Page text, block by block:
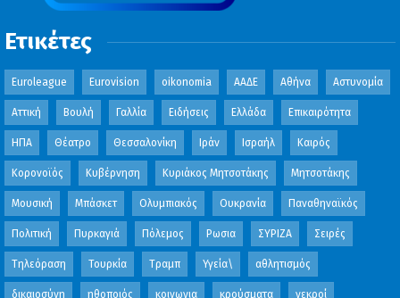
Ετικέτες
Euroleague Eurovision oikonomia ΑΑΔΕ Αθήνα Αστυνομία
Αττική Βουλή Γαλλία Ειδήσεις Ελλάδα Επικαιρότητα
ΗΠΑ Θέατρο Θεσσαλονίκη Ιράν Ισραήλ Καιρός
Κορονοϊός Κυβέρνηση Κυριάκος Μητσοτάκης Μητσοτάκης
Μουσική Μπάσκετ Ολυμπιακός Ουκρανία Παναθηναϊκός
Πολιτική Πυρκαγιά Πόλεμος Ρωσια ΣΥΡΙΖΑ Σειρές
Τηλεόραση Τουρκία Τραμπ Υγεία\ αθλητισμός
δικαιοσύνη ηθοποιός κοινωνια κρούσματα νεκροί